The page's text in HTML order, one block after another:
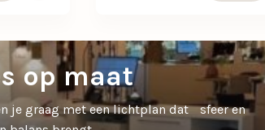
op maat
je graag met een lichtplan dat sfeer en